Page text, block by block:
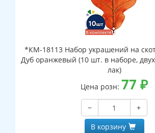
*КМ-18113 Набор украшений на
Дуб оранжевый (10 шт. в наборе,
лак)
Цена розн: 77 ₽
−
+
В корзину